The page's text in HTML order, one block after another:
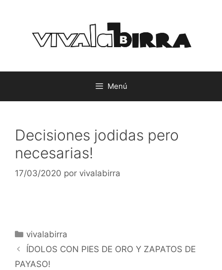
contenido
Menú
Decisiones jodidas pero
necesarias!
17/03/2020 por vivalabirra
Categorías
vivalabirra
ÍDOLOS CON PIES DE ORO Y ZAPATOS DE
PAYASO!